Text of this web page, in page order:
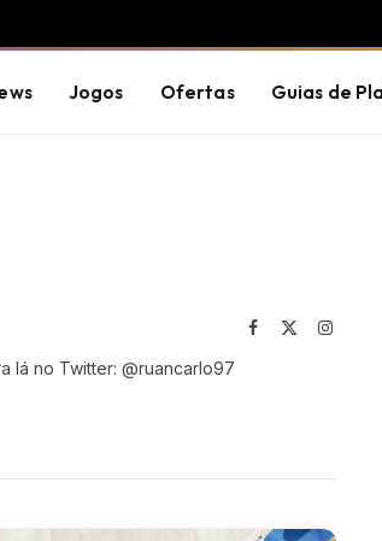
Jogos Ofertas Guias de
Facebook
lá no Twitter: @ruancarlo97